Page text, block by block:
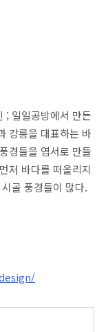
; 일일공방에서 만든
강릉을 대표하는 바
경들을 엽서로 만들
저 바다를 떠올리지
골 풍경들이 많다.